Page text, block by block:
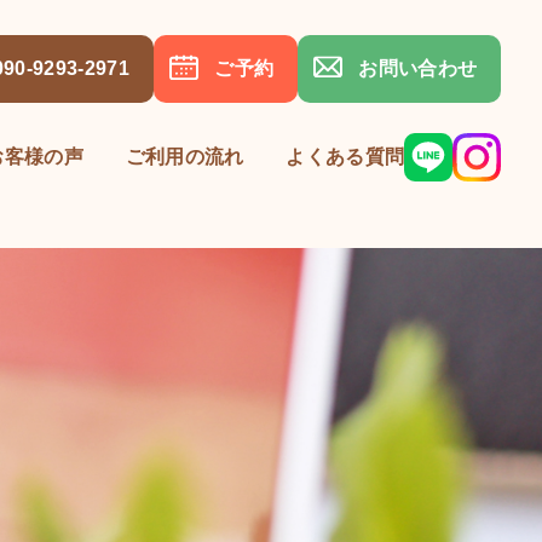
客様の声 ご利用の流れ よくある質問
9293-2971 ご予約 お問い合わせ